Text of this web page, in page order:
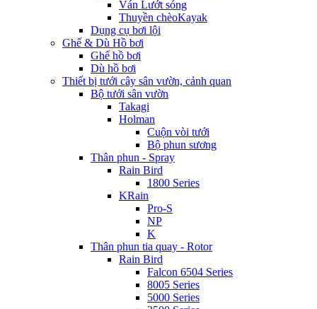
Ván Lướt sóng
Thuyền chèoKayak
Dụng cụ bơi lội
Ghế & Dù Hồ bơi
Ghế hồ bơi
Dù hồ bơi
Thiết bị tưới cây sân vườn, cảnh quan
Bộ tưới sân vườn
Takagi
Holman
Cuộn vòi tưới
Bộ phun sương
Thân phun - Spray
Rain Bird
1800 Series
KRain
Pro-S
NP
K
Thân phun tia quay - Rotor
Rain Bird
Falcon 6504 Series
8005 Series
5000 Series